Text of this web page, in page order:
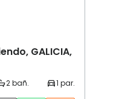
GALICIA,